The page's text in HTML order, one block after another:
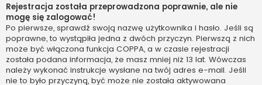
Rejestracja została przeprowadzona poprawnie, ale nie
mogę się zalogować!
Po pierwsze, sprawdź swoją nazwę użytkownika i hasło. Jeśli są
poprawne, to wystąpiła jedna z dwóch przyczyn. Pierwszą z nich
może być włączona funkcja COPPA, a w czasie rejestracji
została podana informacja, że masz mniej niż 13 lat. Wówczas
należy wykonać instrukcje wysłane na twój adres e-mail. Jeśli
nie to było przyczyną, być może nie została aktywowana